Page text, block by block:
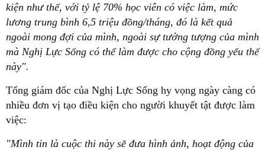
kiện như thế, với tỷ lệ 70% học viên có việc làm, mức
lương trung bình 6,5 triệu đồng/tháng, đó là kết quả
ngoài mong đợi của mình, ngoài sự tưởng tượng của mình
mà Nghị Lực Sống có thể làm được cho cộng đồng yếu thế
này".
Tổng giám đốc của Nghị Lực Sống hy vọng ngày càng có
nhiều đơn vị tạo điều kiện cho người khuyết tật được làm
việc:
"Mình tin là cuộc thi này sẽ đưa hình ảnh, hoạt động của